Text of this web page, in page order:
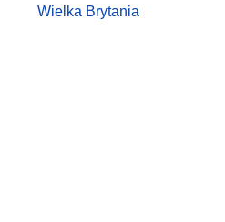
Wielka Brytania